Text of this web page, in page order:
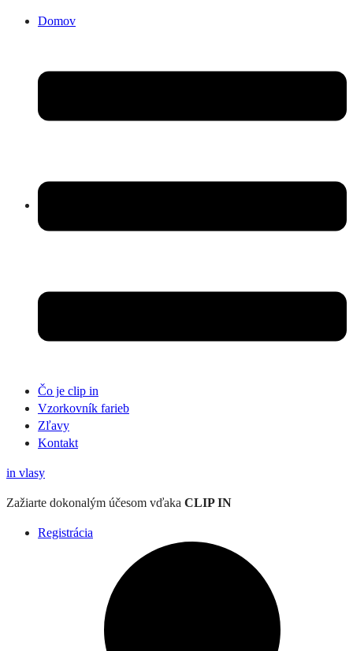
Domov
Čo je clip in
Vzorkovník farieb
Zľavy
Kontakt
in vlasy
Zažiarte dokonalým účesom vďaka CLIP IN
Registrácia